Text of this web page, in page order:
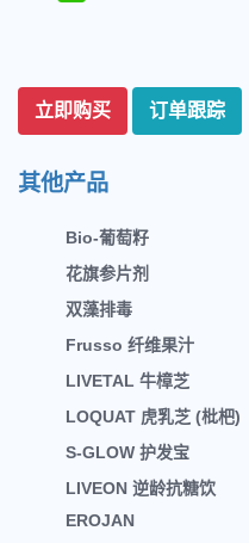
立即购买 订单跟踪
其他产品
Bio-葡萄籽
花旗参片剂
双藻排毒
Frusso 纤维果汁
LIVETAL 牛樟芝
LOQUAT 虎乳芝 (枇杷)
S-GLOW 护发宝
LIVEON 逆龄抗糖饮
EROJAN